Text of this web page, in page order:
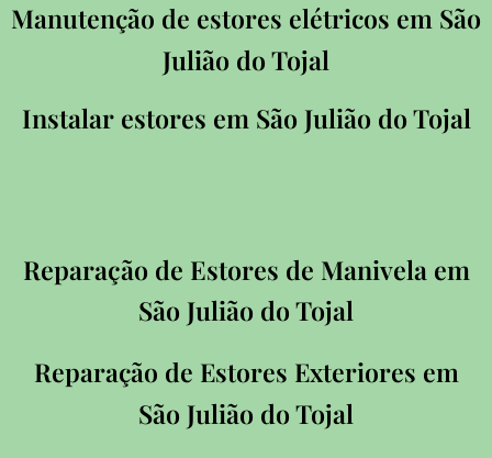
Manutenção de estores elétricos em São
Julião do Tojal
Instalar estores em São Julião do Tojal
Reparação de Estores de Manivela em
São Julião do Tojal
Reparação de Estores Exteriores em
São Julião do Tojal